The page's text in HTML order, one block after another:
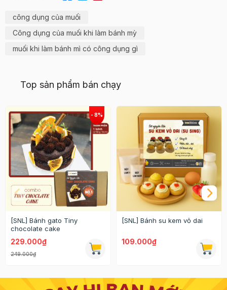
công dụng của muối
Công dụng của muối khi làm bánh mỳ
muối khi làm bánh mì có công dụng gì
Top sản phẩm bán chạy
[SNL] Bánh gato Tiny
chocolate cake
229.000₫
249.000₫
[SNL] Bánh su kem vỏ dai
109.000₫